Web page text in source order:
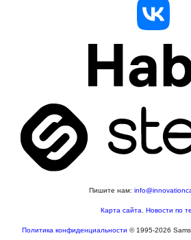
Пишите нам:
Карта сайта Новости по
Политика конфиденциальности © 1995-2026